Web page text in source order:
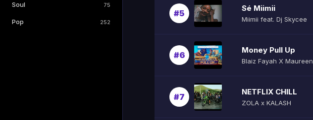
Soul 75
Pop 252
#5
Sé Miimii
Miimii feat. Dj Skycee
#6
Money Pull Up
Blaiz Fayah X Maureen
#7
NETFLIX CHILL
ZOLA x KALASH